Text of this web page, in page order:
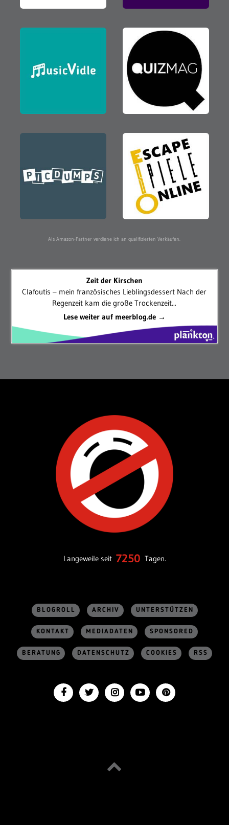
Als Amazon-Partner verdiene ich an qualifizierten Verkäufen.
Zeit der Kirschen
Clafoutis – mein französisches Lieblingsdessert Nach der
Regenzeit kam die große Trockenzeit...
Lese weiter auf meerblog.de →
Langeweile seit 7250 Tagen.
BLOGROLL ARCHIV UNTERSTÜTZEN
KONTAKT MEDIADATEN SPONSORED
BERATUNG DATENSCHUTZ COOKIES RSS